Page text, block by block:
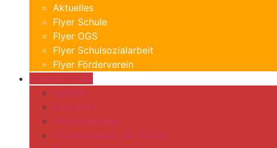
Aktuelles
Flyer Schule
Flyer OGS
Flyer Schulsozialarbeit
Flyer Förderverein
Unsere Schule
Leitbild
Kurzprofil
Schulrundgang
Förderkonzept der Schule